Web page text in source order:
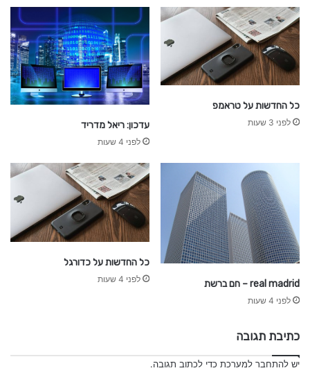
כל החדשות על טראמפ
לפני 3 שעות עדכון: ריאל מדריד
לפני 4 שעות
real madrid – חם ברשת
לפני 4 שעות
כל החדשות על כדורגל
לפני 4 שעות
כתיבת תגובה
יש להתחבר למערכת כדי לכתוב תגובה.